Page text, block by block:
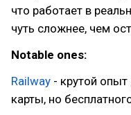
что работает в
чуть сложнее, чем
Notable ones:
Railway - крутой
карты, но